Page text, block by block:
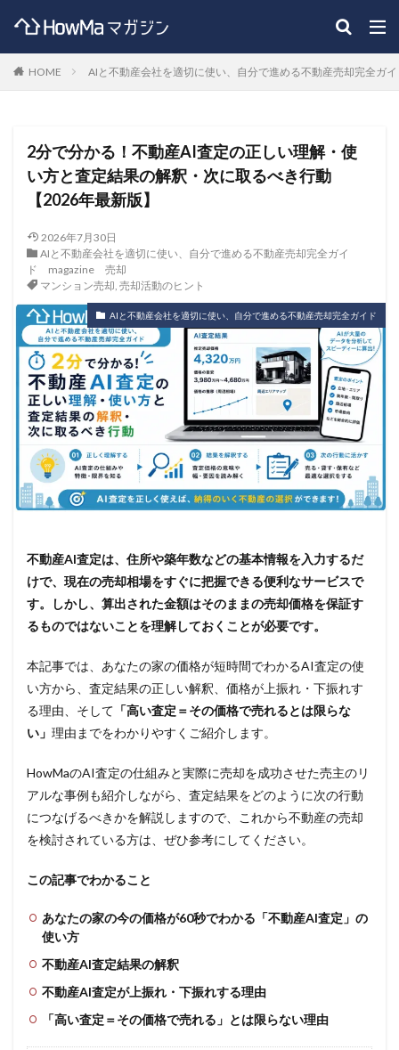
HOME AIと不動産会社を適切に使い、自分で進める不動産売却完全ガ
2分で分かる！不動産AI査定の正しい理解・使
い方と査定結果の解釈・次に取るべき行動
【2026年最新版】
2026年7月30日
AIと不動産会社を適切に使い、自分で進める不動産売却完全ガイ
ド
magazine
売却
マンション売却, 売却活動のヒント
AIと不動産会社を適切に使い、自分で進める不動産売却完全ガイド
不動産AI査定は、住所や築年数などの基本情報を入力するだ
けで、現在の売却相場をすぐに把握できる便利なサービスで
す。しかし、算出された金額はそのままの売却価格を保証す
るものではないことを理解しておくことが必要です。
本記事では、あなたの家の価格が短時間でわかるAI査定の使
い方から、査定結果の正しい解釈、価格が上振れ・下振れす
る理由、そして 「高い査定＝その価格で売れるとは限らな
い」 理由までをわかりやすくご紹介します。
HowMaのAI査定の仕組みと実際に売却を成功させた売主のリ
アルな事例も紹介しながら、査定結果をどのように次の行動
につなげるべきかを解説しますので、これから不動産の売却
を検討されている方は、ぜひ参考にしてください。
この記事でわかること
あなたの家の今の価格が60秒でわかる「不動産AI査定」の
使い方
不動産AI査定結果の解釈
不動産AI査定が上振れ・下振れする理由
「高い査定＝その価格で売れる」とは限らない理由